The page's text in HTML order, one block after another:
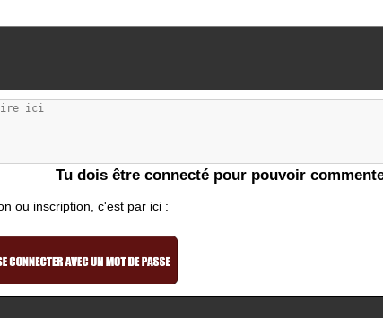
Tu dois être connecté pour pouvoir
ou inscription, c'est par ici :